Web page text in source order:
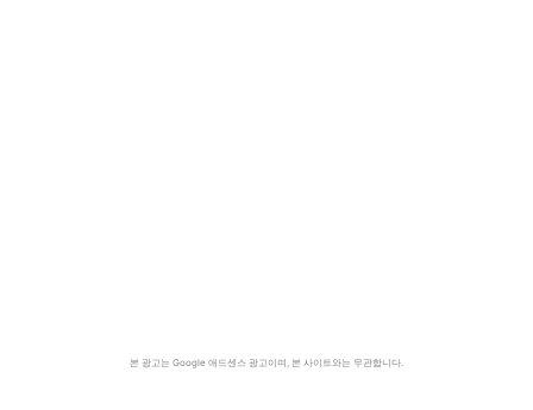
본 광고는 Google 애드센스 광고이며, 본 사이트와는 무관합니다.